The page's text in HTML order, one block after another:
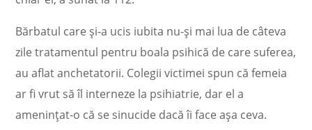
Bărbatul care şi-a ucis iubita nu-şi mai lua de câteva
zile tratamentul pentru boala psihică de care suferea,
au aflat anchetatorii. Colegii victimei spun că femeia
ar fi vrut să îl interneze la psihiatrie, dar el a
ameninţat-o că se sinucide dacă îi face aşa ceva.